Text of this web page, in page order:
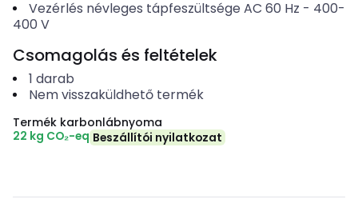
Vezérlés névleges tápfeszültsége AC 60 Hz - 400-
400 V
Csomagolás és feltételek
1 darab
Nem visszaküldhető termék
Termék karbonlábnyoma
22 kg CO₂-eq Beszállítói nyilatkozat